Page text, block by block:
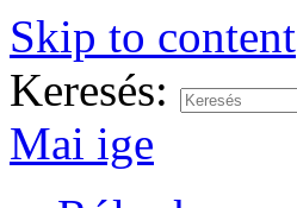
Skip to content
Keresés:
Mai ige